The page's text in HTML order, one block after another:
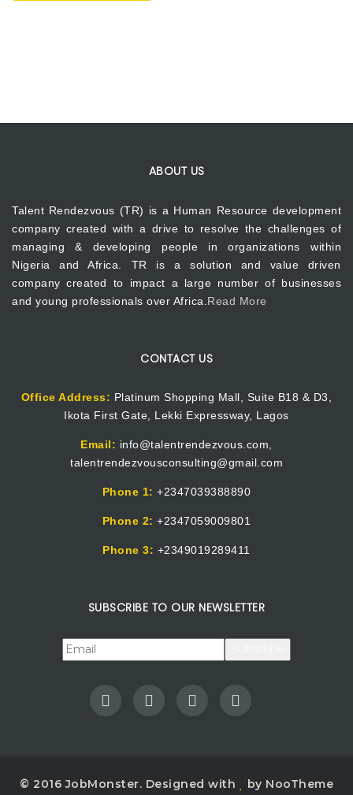
ABOUT US
Talent Rendezvous (TR) is a Human Resource development
company created with a drive to resolve the challenges of
managing & developing people in organizations within
Nigeria and Africa. TR is a solution and value driven
company created to impact a large number of businesses
and young professionals over Africa. Read More
CONTACT US
Office Address: Platinum Shopping Mall, Suite B18 & D3,
Ikota First Gate, Lekki Expressway, Lagos
Email: info@talentrendezvous.com,
talentrendezvousconsulting@gmail.com
Phone 1:+2347039388890
Phone 2: +2347059009801
Phone 3: +2349019289411
SUBSCRIBE TO OUR NEWSLETTER
© 2016 JobMonster. Designed with by NooTheme